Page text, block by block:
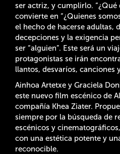
ser actriz, y cumplirlo. “¿Qué
convierte en “¿Quienes
el hecho de hacerse adultas,
decepciones y la exigencia
ser “alguien”. Este será un
protagonistas se irán
llantos, desvaríos, canciones
Ainhoa Artetxe y Graciela
este nuevo film escénico de
compañía Khea Ziater.
siempre por la búsqueda de
escénicos y
con una estética potente y
reconocible.